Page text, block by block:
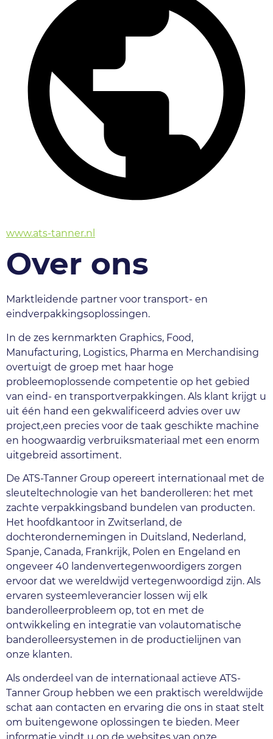
www.ats-tanner.nl
Over ons
Marktleidende partner voor transport- en
eindverpakkingsoplossingen.
In de zes kernmarkten Graphics, Food,
Manufacturing, Logistics, Pharma en Merchandising
overtuigt de groep met haar hoge
probleemoplossende competentie op het gebied
van eind- en transportverpakkingen. Als klant krijgt u
uit één hand een gekwalificeerd advies over uw
project,een precies voor de taak geschikte machine
en hoogwaardig verbruiksmateriaal met een enorm
uitgebreid assortiment.
De ATS-Tanner Group opereert internationaal met de
sleuteltechnologie van het banderolleren: het met
zachte verpakkingsband bundelen van producten.
Het hoofdkantoor in Zwitserland, de
dochterondernemingen in Duitsland, Nederland,
Spanje, Canada, Frankrijk, Polen en Engeland en
ongeveer 40 landenvertegenwoordigers zorgen
ervoor dat we wereldwijd vertegenwoordigd zijn. Als
ervaren systeemleverancier lossen wij elk
banderolleerprobleem op, tot en met de
ontwikkeling en integratie van volautomatische
banderolleersystemen in de productielijnen van
onze klanten.
Als onderdeel van de internationaal actieve ATS-
Tanner Group hebben we een praktisch wereldwijde
schat aan contacten en ervaring die ons in staat stelt
om buitengewone oplossingen te bieden. Meer
informatie vindt u op de websites van onze